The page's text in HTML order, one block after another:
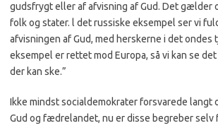
gudsfrygt eller af afvisning af Gud. Det gælder
folk og stater. l det russiske eksempel ser vi
afvisningen af Gud, med herskerne i det ondes
eksempel er rettet mod Europa, så vi kan se det
der kan ske.”
Ikke mindst socialdemokrater forsvarede langt
Gud og fædrelandet, nu er disse begreber selv